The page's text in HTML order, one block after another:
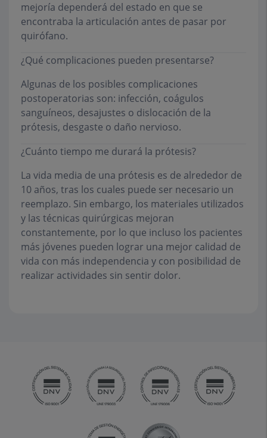
mejoría dependerá del estado en que se
encontraba la articulación antes de pasar por
quirófano.
¿Qué complicaciones pueden presentarse?
Algunas de los posibles complicaciones
postoperatorias son: infección, coágulos
sanguíneos, desajustes o dislocación de la
prótesis, desgaste o daño nervioso.
¿Cuánto tiempo me durará la prótesis?
La vida media de una prótesis es de alrededor de
10 años, tras los cuales puede ser necesario un
reemplazo. Sin embargo, los materiales utilizados
y las técnicas quirúrgicas mejoran
constantemente, por lo que incluso los pacientes
más jóvenes pueden lograr una mejor calidad de
vida con más independencia y con posibilidad de
realizar actividades sin sentir dolor.